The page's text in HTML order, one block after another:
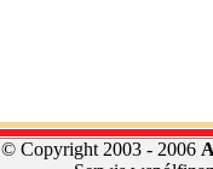
© Copyright 2003 - 2006